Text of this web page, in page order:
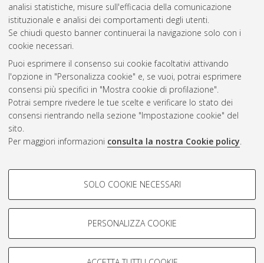
analisi statistiche, misure sull'efficacia della comunicazione
istituzionale e analisi dei comportamenti degli utenti.
Se chiudi questo banner continuerai la navigazione solo con i
cookie necessari.
Puoi esprimere il consenso sui cookie facoltativi attivando
l'opzione in "Personalizza cookie" e, se vuoi, potrai esprimere
consensi più specifici in "Mostra cookie di profilazione".
Potrai sempre rivedere le tue scelte e verificare lo stato dei
consensi rientrando nella sezione "Impostazione cookie" del
sito.
Per maggiori informazioni consulta la nostra Cookie policy.
COOKIE DI PROFILAZIONE -
Si tratta di cookie utilizzati per analizzare le caratteristiche della
navigazione degli utenti, creare profili in base al loro comportamento
Mostra cookie di profilazione
SOLO COOKIE NECESSARI
PERSONALIZZA COOKIE
Gestione del documento:
Atom
Rss 1.0
Rss 2.0
AMS Laurea
Impostazioni Cookie
Informativa sulla privacy
Condizioni d’uso del sito